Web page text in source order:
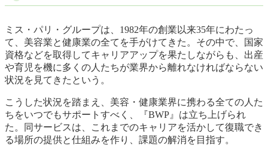
ミス・パリ・グループは、1982年の創業以来35年にわたっ
て、美容業と健康業の全てを手がけてきた。その中で、国家
資格などを取得してキャリアアップを果たしながらも、出産
や育児を機に多くの人たちが業界から離れなければならない
状況を見てきたという。
こうした状況を踏まえ、美容・健康業界に携わる全ての人た
ちをいつでもサポートすべく、『BWP』は立ち上げられ
た。同サービスは、これまでのキャリアを活かして復職でき
る場所の提供と仕組みを作り、課題の解消を目指す。